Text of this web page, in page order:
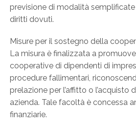
previsione di modalità
diritti dovuti.
Misure per il sostegno della
La misura è finalizzata a
cooperative di dipendenti di
procedure fallimentari,
prelazione per l’affitto o l’acquisto
azienda. Tale facoltà è concessa
finanziarie.